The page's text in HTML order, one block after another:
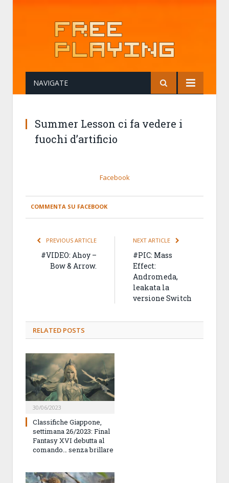
NAVIGATE
Summer Lesson ci fa vedere i
fuochi d’artificio
Facebook
COMMENTA SU FACEBOOK
PREVIOUS ARTICLE
#VIDEO: Ahoy –
Bow & Arrow.
NEXT ARTICLE
#PIC: Mass
Effect:
Andromeda,
leakata la
versione Switch
RELATED POSTS
30/06/2023
Classifiche Giappone,
settimana 26/2023: Final
Fantasy XVI debutta al
comando… senza brillare